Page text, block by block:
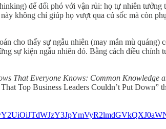
để đối phó với vận rủi: họ tự nhiên
không chỉ giúp họ vượt qua cú sốc mà còn
cho thấy sự ngẫu nhiên (may mắn mù
sự kiện ngẫu nhiên đó. Bằng cách điều
That Everyone Knows: Common Knowledge
Top Business Leaders Couldn’t Put